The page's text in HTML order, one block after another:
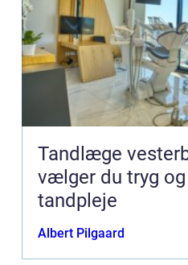
Tandlæge vesterbro
vælger du tryg og
tandpleje
Albert Pilgaard